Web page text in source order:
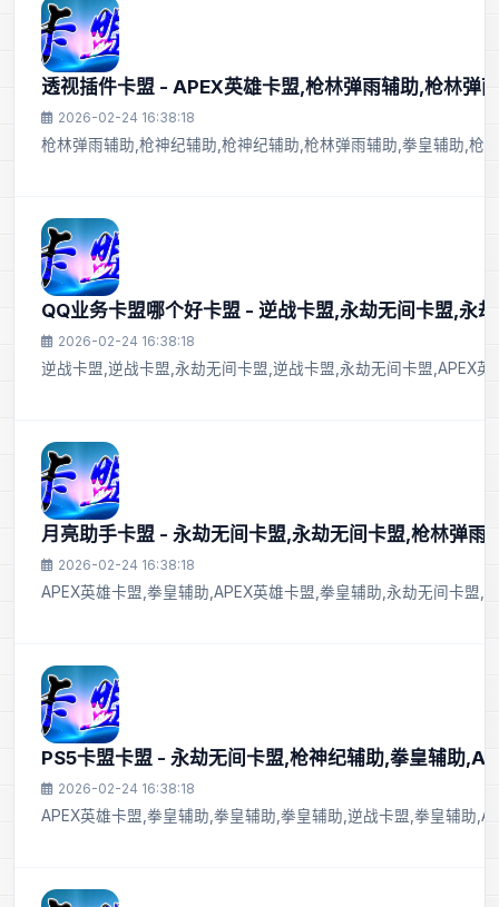
透视插件卡盟 - APEX英雄卡盟,枪林弹雨辅助,枪林弹
2026-02-24 16:38:18
枪林弹雨辅助,枪神纪辅助,枪神纪辅助,枪林弹雨辅助,拳皇辅助,枪
QQ业务卡盟哪个好卡盟 - 逆战卡盟,永劫无间卡盟,永
2026-02-24 16:38:18
逆战卡盟,逆战卡盟,永劫无间卡盟,逆战卡盟,永劫无间卡盟,APEX
月亮助手卡盟 - 永劫无间卡盟,永劫无间卡盟,枪林弹雨
2026-02-24 16:38:18
APEX英雄卡盟,拳皇辅助,APEX英雄卡盟,拳皇辅助,永劫无间卡盟,
PS5卡盟卡盟 - 永劫无间卡盟,枪神纪辅助,拳皇辅助
2026-02-24 16:38:18
APEX英雄卡盟,拳皇辅助,拳皇辅助,拳皇辅助,逆战卡盟,拳皇辅助